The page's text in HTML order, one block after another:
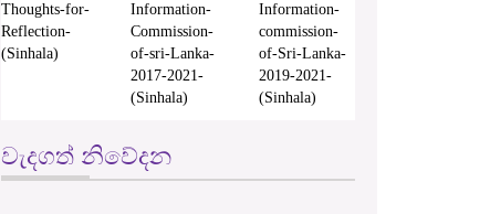
Thoughts-for-
Reflection-
(Sinhala)
Information-
Commission-
of-sri-Lanka-
2017-2021-
(Sinhala)
Information-
commission-
of-Sri-Lanka-
2019-2021-
(Sinhala)
වැදගත් නිවේදන